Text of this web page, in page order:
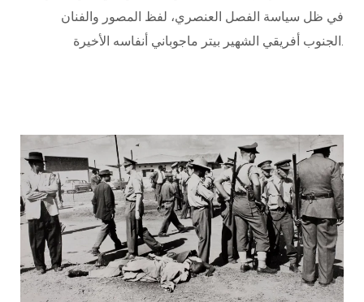
في ظل سياسة الفصل العنصري، لفظ المصور والفنان